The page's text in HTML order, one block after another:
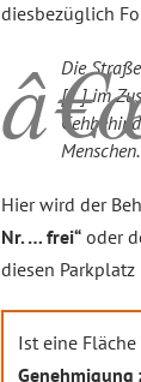
diesbezüglich
Die
[…] im
Menschen.
Hier wird der
Nr. … frei“ oder
diesen Parkplatz
Ist eine